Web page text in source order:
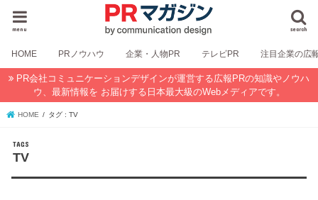
search
menu
HOME PRノウハウ 企業・人物PR テレビPR 注目企業の広
PR会社コミュニケーションデザインが運営する広報PRの知識やノウハ
ウ、最新情報を お届けする日本最大級のWebメディアです。
HOME タグ : TV
TV